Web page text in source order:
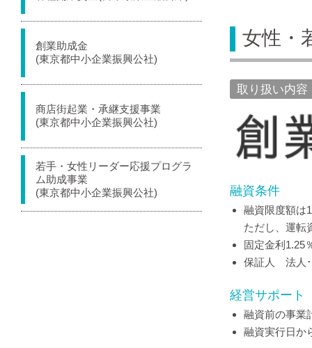
女性・
取り扱い内容
融資条件
融資限度額は
ただし、運転
固定金利1.25
保証人 法人
経営サポート
融資前の事業
融資実行日か
創業助成金
(東京都中小企業振興公社)
商店街起業・承継支援事業
(東京都中小企業振興公社)
若手・女性リーダー応援プログラ
ム助成事業
(東京都中小企業振興公社)